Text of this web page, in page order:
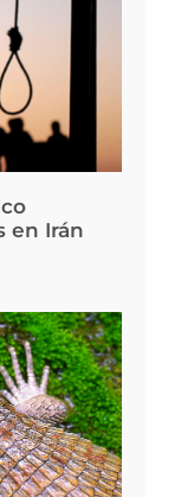
en Irán